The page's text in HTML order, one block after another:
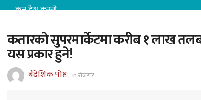
कुन देश कस्तो
कतारको सुपरमार्केटमा करीब १ लाख
यस प्रकार हुने!
बैदेशिक पोष्ट inरोजगार